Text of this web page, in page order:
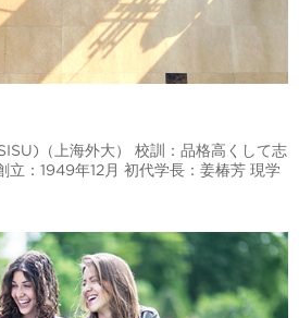
（上海外大） 校訓：品格高くして志
立：1949年12月 初代学長：姜椿芳 現学